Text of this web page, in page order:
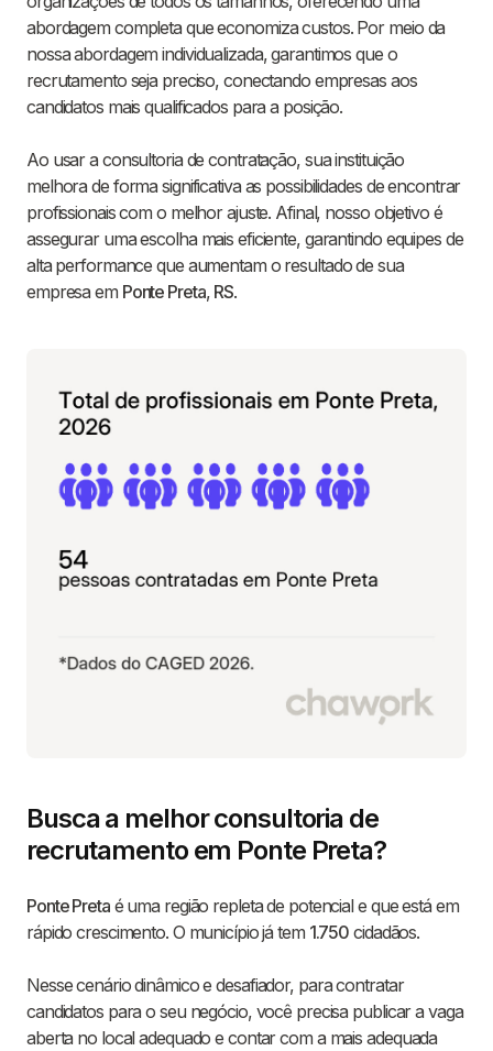
abordagem completa que economiza custos. Por meio da
nossa abordagem individualizada, garantimos que o
recrutamento seja preciso, conectando empresas aos
candidatos mais qualificados para a posição.
Ao usar a consultoria de contratação, sua instituição
melhora de forma significativa as possibilidades de encontrar
profissionais com o melhor ajuste. Afinal, nosso objetivo é
assegurar uma escolha mais eficiente, garantindo equipes de
alta performance que aumentam o resultado de sua
empresa em Ponte Preta, RS.
Busca a melhor consultoria de
recrutamento em Ponte Preta?
Ponte Pretaé uma região repleta de potencial e que está em
rápido crescimento. O município já tem 1.750 cidadãos.
Nesse cenário dinâmico e desafiador, para contratar
candidatos para o seu negócio, você precisa publicar a vaga
aberta no local adequado e contar com a mais adequada